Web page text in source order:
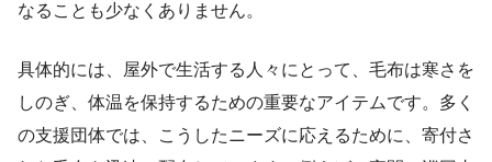
なることも少なくありません。
具体的には、屋外で生活する人々にとって、毛布は寒さを
しのぎ、体温を保持するための重要なアイテムです。多く
の支援団体では、こうしたニーズに応えるために、寄付さ